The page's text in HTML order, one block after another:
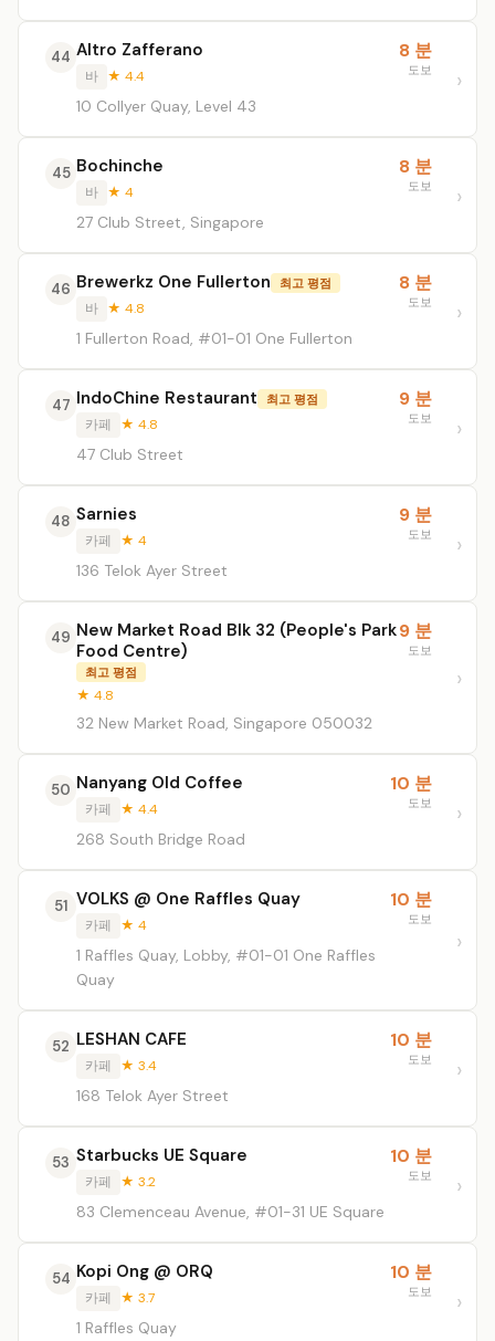
44 Altro Zafferano
바 ★ 4.4
10 Collyer Quay, Level 43
8 분
도보
45 Bochinche
바 ★ 4
27 Club Street, Singapore
8 분
도보
46 Brewerkz One Fullerton 최고 평점
바 ★ 4.8
1 Fullerton Road, #01-01 One Fullerton
8 분
도보
47 IndoChine Restaurant 최고 평점
카페 ★ 4.8
47 Club Street
9 분
도보
48 Sarnies
카페 ★ 4
136 Telok Ayer Street
9 분
도보
49 New Market Road Blk 32 (People's Park
Food Centre)
최고 평점
★ 4.8
32 New Market Road, Singapore 050032
9 분
도보
50 Nanyang Old Coffee
카페 ★ 4.4
268 South Bridge Road
10 분
도보
51 VOLKS @ One Raffles Quay
카페 ★ 4
1 Raffles Quay, Lobby, #01-01 One Raffles
Quay
10 분
도보
52 LESHAN CAFE
카페 ★ 3.4
168 Telok Ayer Street
10 분
도보
53 Starbucks UE Square
카페 ★ 3.2
83 Clemenceau Avenue, #01-31 UE Square
10 분
도보
54 Kopi Ong @ ORQ
카페 ★ 3.7
1 Raffles Quay
10 분
도보